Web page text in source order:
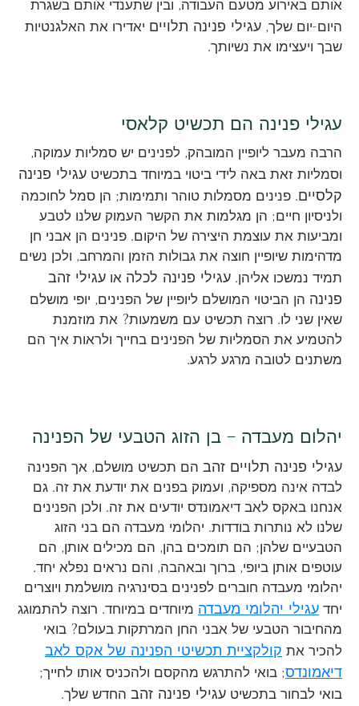
אותם באירוע מטעם העבודה, ובין שתענדי אותם בשגרת
היום-יום שלך, עגילי פנינה תלויים יאדירו את האלגנטיות
שבך ויעצימו את נשיותך.
עגילי פנינה הם תכשיט קלאסי
הרבה מעבר ליופיין המובהק, לפנינים יש סמליות עמוקה,
וסמליות זאת באה לידי ביטוי במיוחד בתכשיט עגילי פנינה
קלסיים. פנינים מסמלות טוהר ותמימות; הן סמל לחוכמה
ולניסיון חיים; הן מגלמות את הקשר העמוק שלנו לטבע
ומביעות את עוצמת היצירה של היקום. פנינים הן אבני חן
מדהימות שיופיין חוצה את גבולות הזמן והמרחב, ולכן נשים
תמיד נמשכו אליהן. עגילי פנינה לכלה או עגילי זהב
פנינה הן הביטוי המושלם ליופיין של הפנינים, יופי מושלם
שאין שני לו. רוצה תכשיט עם משמעות? את מוזמנת
להטמיע את הסמליות של הפנינים בחייך ולראות איך הם
משתנים לטובה מרגע לרגע.
יהלום מעבדה – בן הזוג הטבעי של הפנינה
עגילי פנינה תלויים זהב הם תכשיט מושלם, אך הפנינה
לבדה אינה מספיקה, ועמוק בפנים את יודעת את זה. גם
אנחנו באקס לאב דיאמונדס יודעים את זה. ולכן הפנינים
שלנו לא נותרות בודדות. יהלומי מעבדה הם בני הזוג
הטבעיים שלהן; הם תומכים בהן, הם מכילים אותן, הם
עוטפים אותן ביופי, ברוך ובאהבה, והם נראים נפלא יחד.
יהלומי מעבדה חוברים לפנינים בסינרגיה מושלמת ויוצרים
יחדעגילי יהלומי מעבדה מיוחדים במיוחד. רוצה להתמוגג
מהחיבור הטבעי של אבני החן המרתקות בעולם? בואי
להכיר את קולקציית תכשיטי הפנינה של אקס לאב
דיאמונדס; בואי להתרגש מהקסם ולהכניס אותו לחייך;
בואי לבחור בתכשיט עגילי פנינה זהב החדש שלך.